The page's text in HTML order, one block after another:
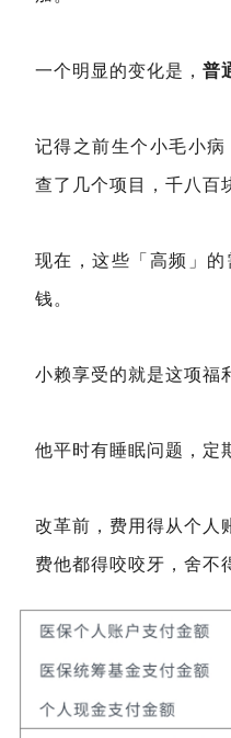
一个明显的变化是， 普
记得之前生个小毛小
查了几个项目，千八百
现在，这些「高频」
钱。
小赖享受的就是这项
他平时有睡眠问题，定
改革前，费用得从个人
费他都得咬咬牙，舍不